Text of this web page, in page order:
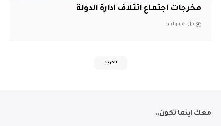
مخرجات اجتماع ائتلاف ادارة الدولة
قبل يوم واحد
المزيد
معك اينما تكون..